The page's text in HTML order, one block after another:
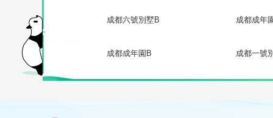
成都六號別墅B 成都成年
成都成年園B 成都一號